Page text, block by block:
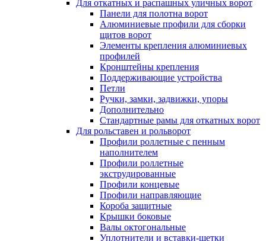
Для откатных и распашных уличных ворот
Панели для полотна ворот
Алюминиевые профили для сборки
щитов ворот
Элементы крепления алюминиевых
профилей
Кронштейны крепления
Поддерживающие устройства
Петли
Ручки, замки, задвижки, упоры
Дополнительно
Стандартные рамы для откатных ворот
Для рольставен и рольворот
Профили роллетные с пенным
наполнителем
Профили роллетные
экструдированные
Профили концевые
Профили направляющие
Короба защитные
Крышки боковые
Валы октогональные
Уплотнители и вставки-щетки